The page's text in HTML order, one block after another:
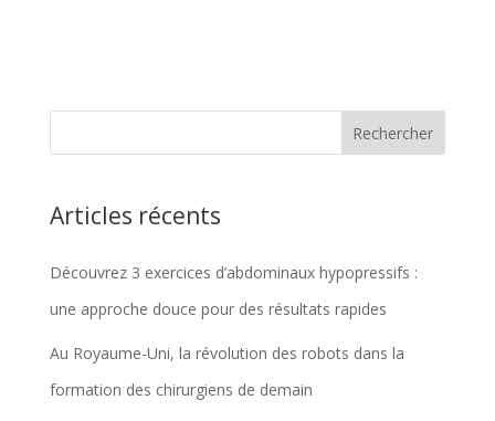
Articles récents
Découvrez 3 exercices d’abdominaux hypopressifs :
une approche douce pour des résultats rapides
Au Royaume-Uni, la révolution des robots dans la
formation des chirurgiens de demain